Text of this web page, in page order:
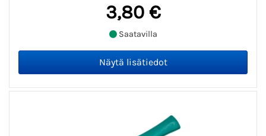
3,80 €
Saatavilla